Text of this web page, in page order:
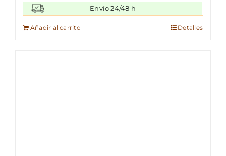
era:
120,00 €.
actual
es:
Envío 24/48 h
Añadir al carrito Detalles